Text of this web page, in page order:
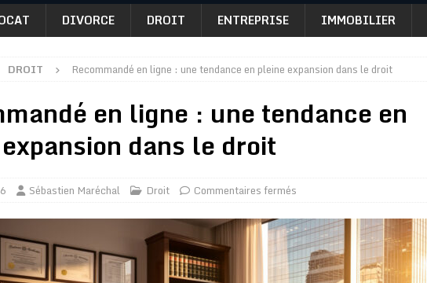
DIVORCE DROIT ENTREPRISE IMMOBILIER
DROIT Recommandé en ligne : une tendance en pleine expansion dans le droit
en ligne : une tendance en
dans le droit
Sébastien Maréchal Droit Commentaires fermés